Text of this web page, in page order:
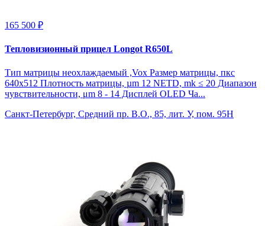
165 500 ₽
Тепловизионный прицел Longot R650L
Тип матрицы неохлаждаемый ,Vox Размер матрицы, пкс
640x512 Плотность матрицы, µm 12 NETD, mk ≤ 20 Диапазон
чувствительности, μm 8 - 14 Дисплей OLED Ча...
Санкт-Петербург, Средний пр. В.О., 85, лит. У, пом. 95Н